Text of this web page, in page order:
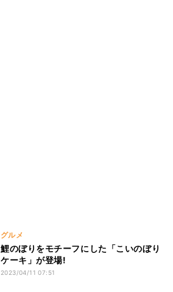
グルメ
鯉のぼりをモチーフにした「こいのぼり
ケーキ」が登場!
2023/04/11 07:51